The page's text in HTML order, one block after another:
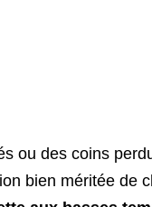
ou des coins
bien méritée de